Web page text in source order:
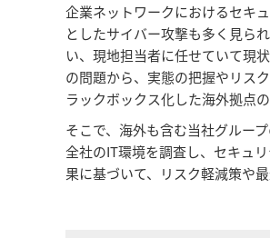
企業ネットワークにおけるセキ
としたサイバー攻撃も多く見ら
い、現地担当者に任せていて現
の問題から、実態の把握やリス
ラックボックス化した海外拠点
そこで、海外も含む当社グルー
全社のIT環境を調査し、セキュ
果に基づいて、リスク軽減策や